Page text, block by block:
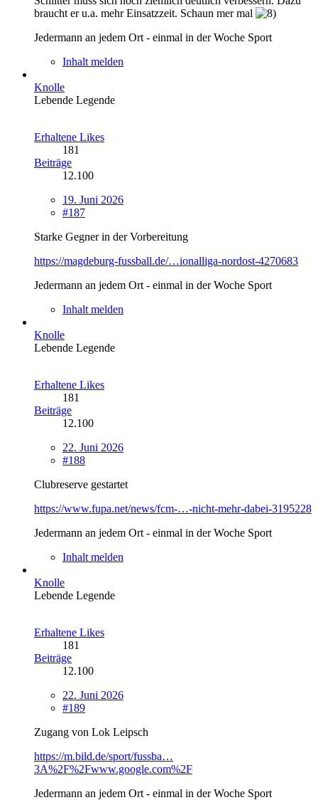
braucht er u.a. mehr Einsatzzeit. Schaun mer mal
Jedermann an jedem Ort - einmal in der Woche Sport
Inhalt melden
Knolle
Lebende Legende
Erhaltene Likes
181
Beiträge
12.100
19. Juni 2026
#187
Starke Gegner in der Vorbereitung
https://magdeburg-fussball.de/…ionalliga-nordost-4270683
Jedermann an jedem Ort - einmal in der Woche Sport
Inhalt melden
Knolle
Lebende Legende
Erhaltene Likes
181
Beiträge
12.100
22. Juni 2026
#188
Clubreserve gestartet
https://www.fupa.net/news/fcm-…-nicht-mehr-dabei-3195228
Jedermann an jedem Ort - einmal in der Woche Sport
Inhalt melden
Knolle
Lebende Legende
Erhaltene Likes
181
Beiträge
12.100
22. Juni 2026
#189
Zugang von Lok Leipsch
https://m.bild.de/sport/fussba…
3A%2F%2Fwww.google.com%2F
Jedermann an jedem Ort - einmal in der Woche Sport